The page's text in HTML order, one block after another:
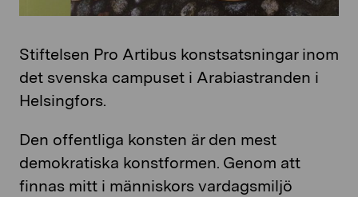
Stiftelsen Pro Artibus konstsatsningar inom
det svenska campuset i Arabiastranden i
Helsingfors.
Den offentliga konsten är den mest
demokratiska konstformen. Genom att
finnas mitt i människors vardagsmiljö